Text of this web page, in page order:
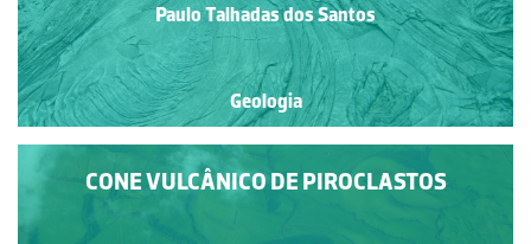
Paulo Talhadas dos Santos
Geologia
CONE VULCÂNICO DE PIROCLASTOS